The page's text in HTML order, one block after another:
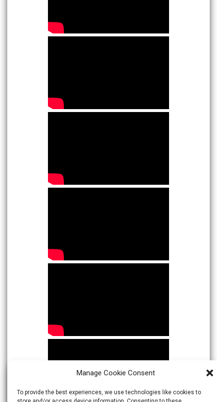
Manage Cookie Consent
To provide the best experiences, we use technologies like cookies to